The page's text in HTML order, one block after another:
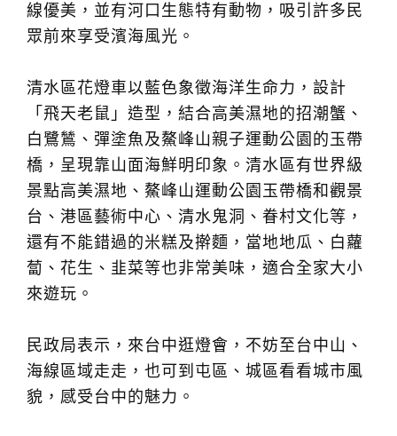
線優美，並有河口生態特有動物，吸引許多民
眾前來享受濱海風光。
清水區花燈車以藍色象徵海洋生命力，設計
「飛天老鼠」造型，結合高美濕地的招潮蟹、
白鷺鷥、彈塗魚及鰲峰山親子運動公園的玉帶
橋，呈現靠山面海鮮明印象。清水區有世界級
景點高美濕地、鰲峰山運動公園玉帶橋和觀景
台、港區藝術中心、清水鬼洞、眷村文化等，
還有不能錯過的米糕及擀麵，當地地瓜、白蘿
蔔、花生、韭菜等也非常美味，適合全家大小
來遊玩。
民政局表示，來台中逛燈會，不妨至台中山、
海線區域走走，也可到屯區、城區看看城市風
貌，感受台中的魅力。